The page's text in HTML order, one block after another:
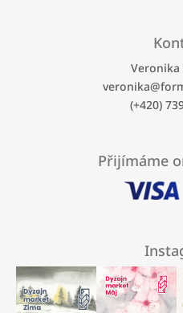
i
Veronika
veronika@
(+420)
Přijímáme